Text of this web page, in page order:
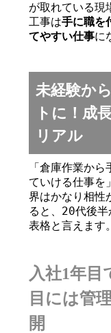
が取れている現
工事は手に職を
てやすい仕事に
未経験か
トに！成
リアル
「倉庫作業か
ていける仕事を
界はかなり相性
ると、20代後
表格と言えます。
入社1年目
目には管
開